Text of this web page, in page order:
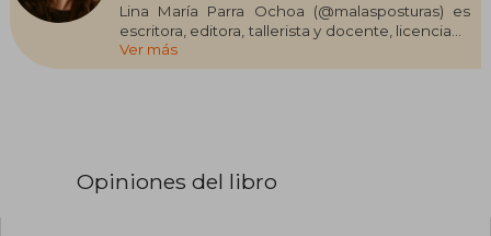
Lina María Parra Ochoa (@malasposturas) es
escritora, editora, tallerista y docente, licenciada
en Filosofía y Letras de la Universidad Pontificia
Bolivariana y magíster en Estudios Literarios
Colombiano, en la revista Odradek, el cuento y
Ver más
Opiniones del libro